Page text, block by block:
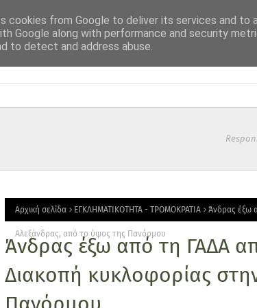
Αρχική σελίδα ΕΓΚΛΗΜΑΤΙΚΟΤΗΤΑ - ΤΡΟΜΟΚΡΑΤΙΑ Άνδρας έξω
Αλεξάνδρας, από το ύψος της Πανόρμου
Άνδρας έξω από τη ΓΑΔΑ
Διακοπή κυκλοφορίας
cookies from Google to deliver its services and to
Google along with performance and security
to detect and address abuse.